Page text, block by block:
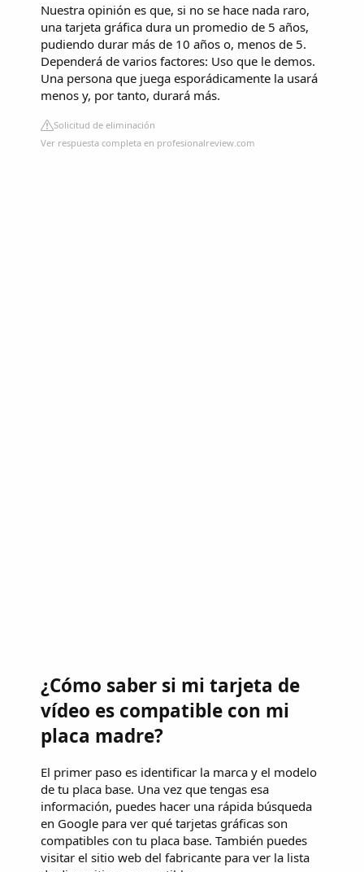
Nuestra opinión es que, si no se hace nada raro,
una tarjeta gráfica dura un promedio de 5 años,
pudiendo durar más de 10 años o, menos de 5.
Dependerá de varios factores: Uso que le demos.
Una persona que juega esporádicamente la usará
menos y, por tanto, durará más.
Solicitud de eliminación
Ver respuesta completa en profesionalreview.com
¿Cómo saber si mi tarjeta de
vídeo es compatible con mi
placa madre?
El primer paso es identificar la marca y el modelo
de tu placa base. Una vez que tengas esa
información, puedes hacer una rápida búsqueda
en Google para ver qué tarjetas gráficas son
compatibles con tu placa base. También puedes
visitar el sitio web del fabricante para ver la lista